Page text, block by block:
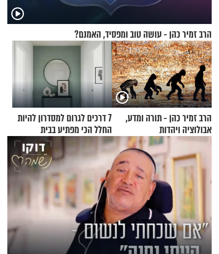
הרב זמיר כהן - עושה טוב ומפסיד, האמנם?
הרב זמיר כהן - תורה ומדע,
אבולוציה ויהדות
7 דרכים לגרום למסדרון להיות
החלל הכי מפתיע בבית